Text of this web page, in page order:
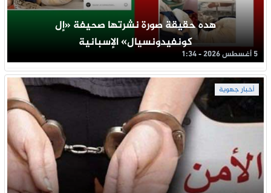
هده حقيقة صورة نشرتها صحيفة «إل
كونفيدونسيال» الإسبانية
5 أغسطس 2026 - 1:34
أخبار جهوية